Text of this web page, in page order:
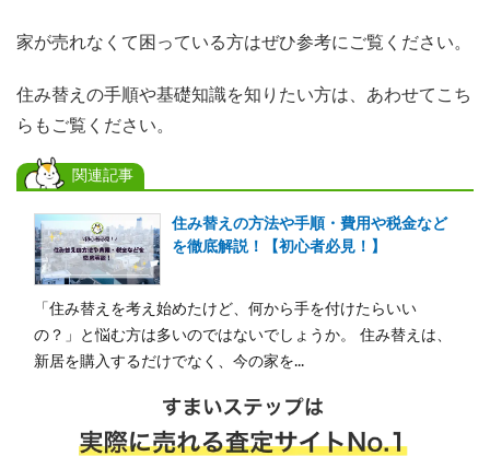
家が売れなくて困っている方はぜひ参考にご覧ください。
住み替えの手順や基礎知識を知りたい方は、あわせてこち
らもご覧ください。
関連記事
住み替えの方法や手順・費用や税金など
を徹底解説！【初心者必見！】
「住み替えを考え始めたけど、何から手を付けたらいい
の？」と悩む方は多いのではないでしょうか。 住み替えは、
新居を購入するだけでなく、今の家を...